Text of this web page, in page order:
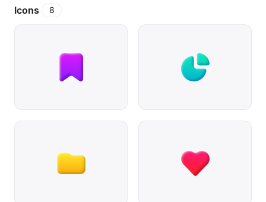
Icons 8